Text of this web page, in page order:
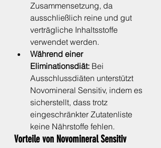
Zusammensetzung, da
ausschließlich reine und gut
verträgliche Inhaltsstoffe
verwendet werden.
Während einer
Eliminationsdiät: Bei
Ausschlussdiäten unterstützt
Novomineral Sensitiv, indem es
sicherstellt, dass trotz
eingeschränkter Zutatenliste
keine Nährstoffe fehlen.
Vorteile von Novomineral Sensitiv